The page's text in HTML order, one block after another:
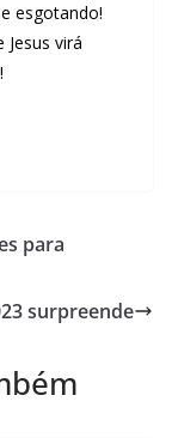
esgotando!
virá
para
surpreende